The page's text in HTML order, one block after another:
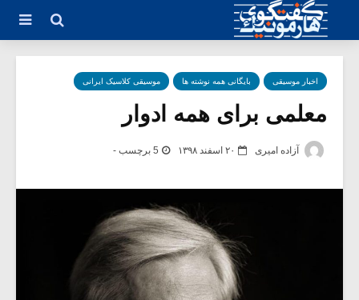
اخبار موسیقی بایگانی همه نوشته ها موسیقی کلاسیک ایرانی
معلمی برای همه ادوار
آزاده امیری ۲۰ اسفند ۱۳۹۸ 5 برچسب -